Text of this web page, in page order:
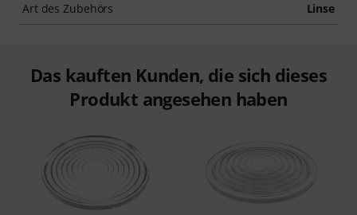
Art des Zubehörs Linse
Das kauften Kunden, die sich dieses
Produkt angesehen haben